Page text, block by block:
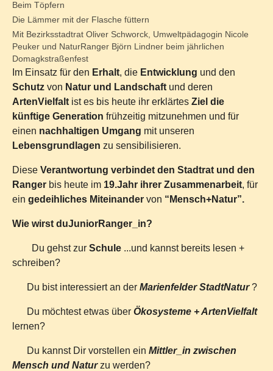
Beim Töpfern
Die Lämmer mit der Flasche füttern
Mit Bezirksstadtrat Oliver Schworck, Umweltpädagogin Nicole
Peuker und NaturRanger Björn Lindner beim jährlichen
Domagkstraßenfest
Im Einsatz für den Erhalt, die Entwicklung und den
Schutz von Natur und Landschaft und deren
ArtenVielfalt ist es bis heute ihr erklärtes Ziel die
künftige Generation frühzeitig mitzunehmen und für
einen nachhaltigen Umgang mit unseren
Lebensgrundlagen zu sensibilisieren.
Diese Verantwortung verbindet den Stadtrat und den
Ranger bis heute im 19.Jahr ihrer Zusammenarbeit, für
ein gedeihliches Miteinander von “Mensch+Natur”.
Wie wirst duJuniorRanger_in?
Du gehst zur Schule ...und kannst bereits lesen +
schreiben?
Du bist interessiert an der Marienfelder StadtNatur?
Du möchtest etwas über Ökosysteme + ArtenVielfalt
lernen?
Du kannst Dir vorstellen ein Mittler_in zwischen
Mensch und Naturzu werden?